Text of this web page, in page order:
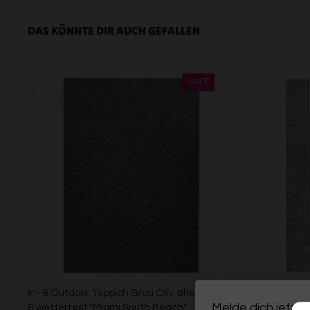
DAS KÖNNTE DIR AUCH GEFALLEN
In- & Outdoor Teppich Grau Oliv, pflegeleicht
& wetterfest "Miami South Beach"
"Raymond"
Melde dich jetzt